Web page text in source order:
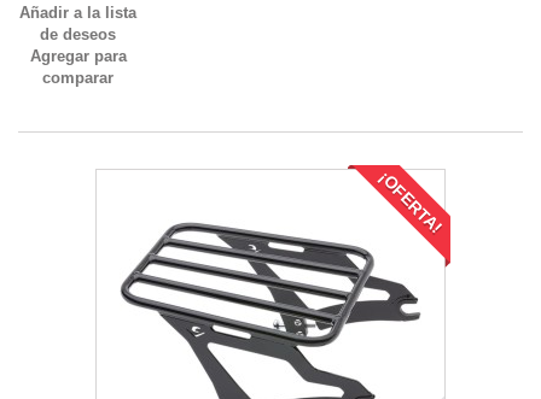
Añadir a la lista
de deseos
Agregar para
comparar
¡OFERTA!